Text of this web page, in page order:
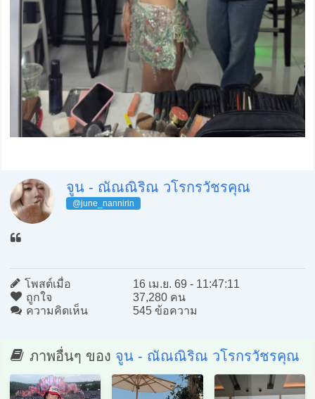
จูน - ณัณณิริณ วโรกรวัชรคุณ
@june_nannirin
โพสต์เมื่อ
16 เม.ย. 69 - 11:47:11
ถูกใจ
37,280 คน
ความคิดเห็น
545 ข้อความ
ภาพอื่นๆ ของ จูน - ณัณณิริณ วโรกรวัชรคุณ